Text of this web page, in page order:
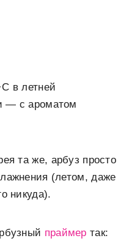
в летней
— с ароматом
та же, арбуз просто
(летом, даже
никуда).
праймер так: